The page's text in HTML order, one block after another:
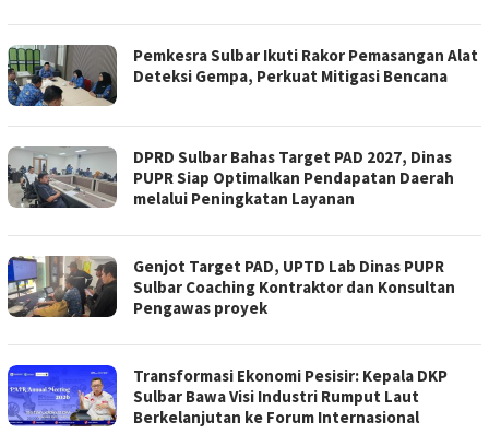
Pemkesra Sulbar Ikuti Rakor Pemasangan Alat
Deteksi Gempa, Perkuat Mitigasi Bencana
DPRD Sulbar Bahas Target PAD 2027, Dinas
PUPR Siap Optimalkan Pendapatan Daerah
melalui Peningkatan Layanan
Genjot Target PAD, UPTD Lab Dinas PUPR
Sulbar Coaching Kontraktor dan Konsultan
Pengawas proyek
Transformasi Ekonomi Pesisir: Kepala DKP
Sulbar Bawa Visi Industri Rumput Laut
Berkelanjutan ke Forum Internasional